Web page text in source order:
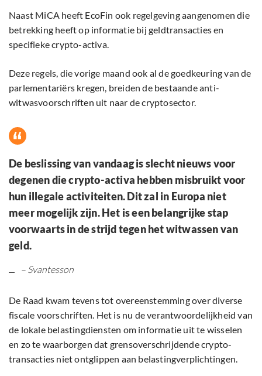
Naast MiCA heeft EcoFin ook regelgeving aangenomen die
betrekking heeft op informatie bij geldtransacties en
specifieke crypto-activa.
Deze regels, die vorige maand ook al de goedkeuring van de
parlementariërs kregen, breiden de bestaande anti-
witwasvoorschriften uit naar de cryptosector.
De beslissing van vandaag is slecht nieuws voor
degenen die crypto-activa hebben misbruikt voor
hun illegale activiteiten. Dit zal in Europa niet
meer mogelijk zijn. Het is een belangrijke stap
voorwaarts in de strijd tegen het witwassen van
geld.
– Svantesson
De Raad kwam tevens tot overeenstemming over diverse
fiscale voorschriften. Het is nu de verantwoordelijkheid van
de lokale belastingdiensten om informatie uit te wisselen
en zo te waarborgen dat grensoverschrijdende crypto-
transacties niet ontglippen aan belastingverplichtingen.